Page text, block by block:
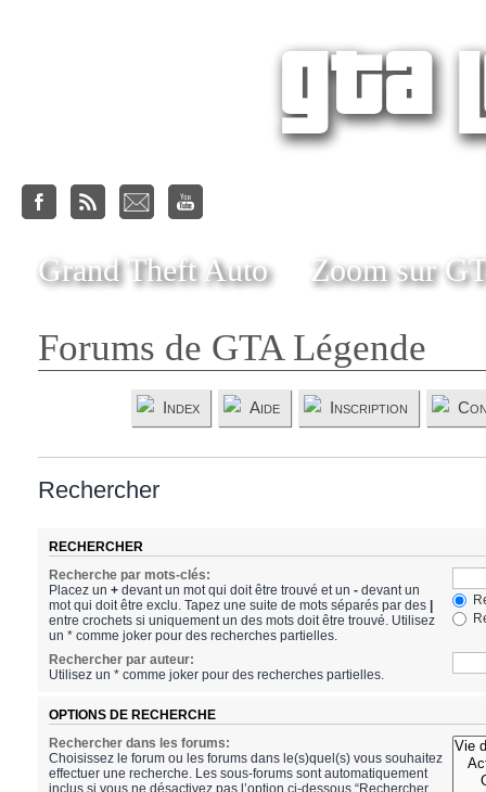
Grand Theft Auto Zoom sur
Forums de GTA Légende
Index Aide Inscription
Rechercher
RECHERCHER
Recherche par mots-clés:
Placez un +devant un mot qui doit être trouvé et un -devant un
mot qui doit être exclu. Tapez une suite de mots séparés par des
entre crochets si uniquement un des mots doit être trouvé. Utilisez
un * comme joker pour des recherches partielles.
Rechercher par auteur:
Utilisez un * comme joker pour des recherches partielles.
OPTIONS DE RECHERCHE
Rechercher dans les forums:
Choisissez le forum ou les forums dans le(s)quel(s) vous souhaitez
effectuer une recherche. Les sous-forums sont automatiquement
inclus si vous ne désactivez pas l’option ci-dessous “Rechercher